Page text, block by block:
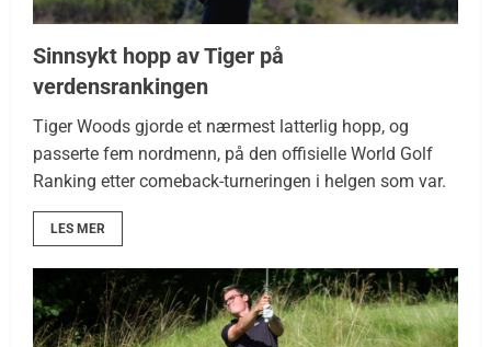
Sinnsykt hopp av Tiger på
verdensrankingen
Tiger Woods gjorde et nærmest latterlig hopp, og
passerte fem nordmenn, på den offisielle World Golf
Ranking etter comeback-turneringen i helgen som var.
LES MER